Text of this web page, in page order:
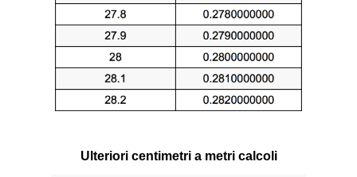
Ulteriori centimetri a metri calcoli